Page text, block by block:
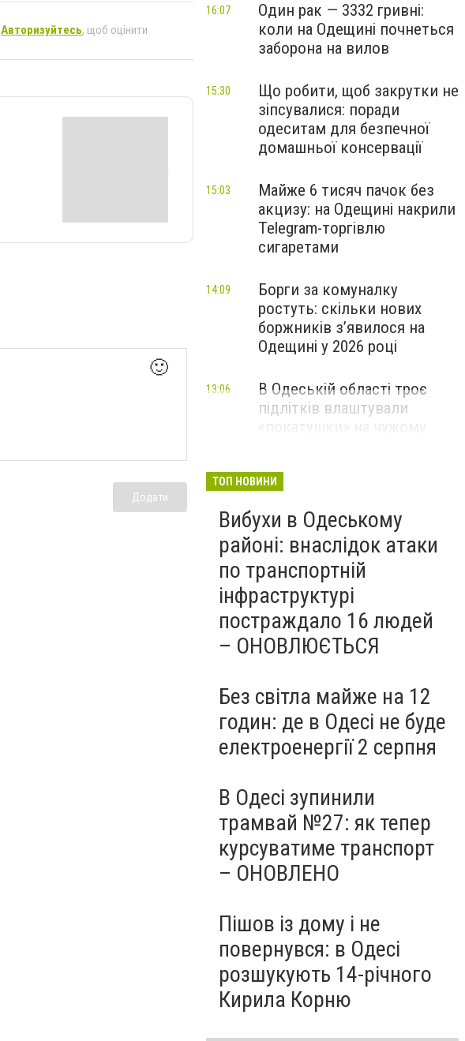
Авторизуйтесь, щоб оцінити
🙂
Додати
Один рак — 3332 гривні:
коли на Одещині почнеться
заборона на вилов
16:07
Що робити, щоб закрутки не
зіпсувалися: поради
одеситам для безпечної
домашньої консервації
15:30
Майже 6 тисяч пачок без
акцизу: на Одещині накрили
Telegram-торгівлю
сигаретами
15:03
Борги за комуналку
ростуть: скільки нових
боржників з’явилося на
Одещині у 2026 році
14:09
В Одеській області троє
підлітків влаштували
13:06
ТОП НОВИНИ
Вибухи в Одеському
районі: внаслідок атаки
по транспортній
інфраструктурі
постраждало 16 людей
– ОНОВЛЮЄТЬСЯ
Без світла майже на 12
годин: де в Одесі не буде
електроенергії 2 серпня
В Одесі зупинили
трамвай №27: як тепер
курсуватиме транспорт
– ОНОВЛЕНО
Пішов із дому і не
повернувся: в Одесі
розшукують 14-річного
Кирила Корню